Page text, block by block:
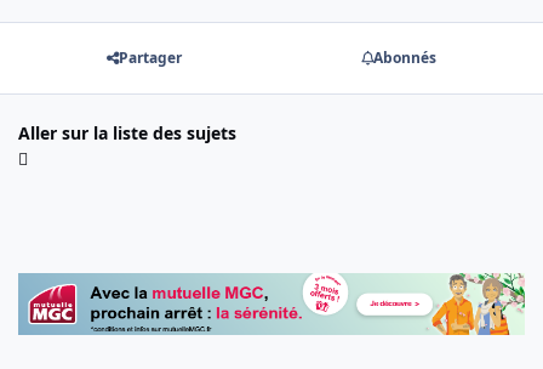
Partager Abonnés
Aller sur la liste des sujets